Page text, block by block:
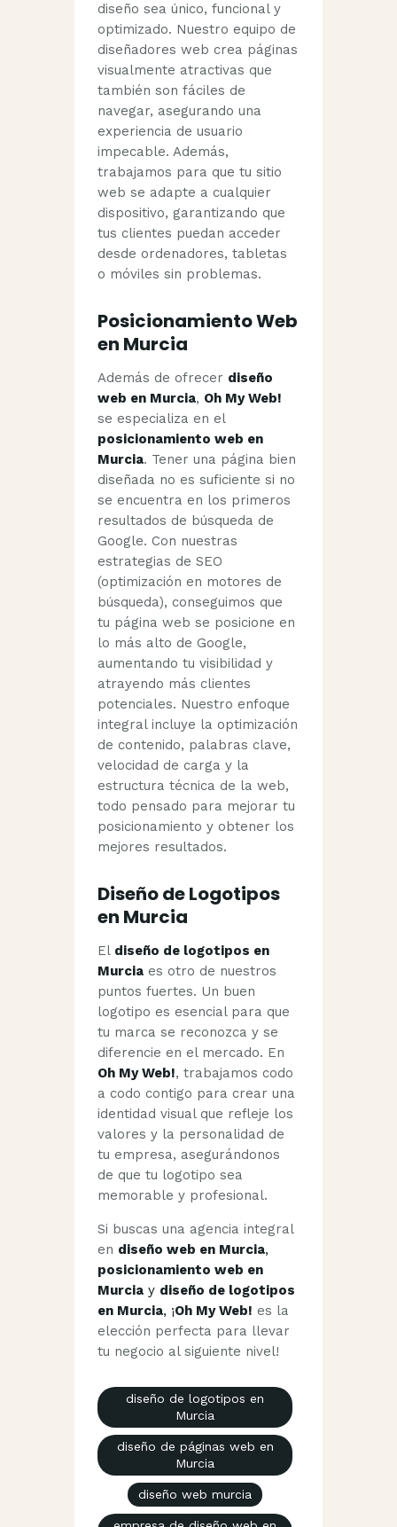
diseño sea único, funcional y
optimizado. Nuestro equipo de
diseñadores web crea páginas
visualmente atractivas que
también son fáciles de
navegar, asegurando una
experiencia de usuario
impecable. Además,
trabajamos para que tu sitio
web se adapte a cualquier
dispositivo, garantizando que
tus clientes puedan acceder
desde ordenadores, tabletas
o móviles sin problemas.
Posicionamiento Web
en Murcia
Además de ofrecer diseño
web en Murcia, Oh My Web!
se especializa en el
posicionamiento web en
Murcia. Tener una página bien
diseñada no es suficiente si no
se encuentra en los primeros
resultados de búsqueda de
Google. Con nuestras
estrategias de SEO
(optimización en motores de
búsqueda), conseguimos que
tu página web se posicione en
lo más alto de Google,
aumentando tu visibilidad y
atrayendo más clientes
potenciales. Nuestro enfoque
integral incluye la optimización
de contenido, palabras clave,
velocidad de carga y la
estructura técnica de la web,
todo pensado para mejorar tu
posicionamiento y obtener los
mejores resultados.
Diseño de Logotipos
en Murcia
El diseño de logotipos en
Murcia es otro de nuestros
puntos fuertes. Un buen
logotipo es esencial para que
tu marca se reconozca y se
diferencie en el mercado. En
Oh My Web!, trabajamos codo
a codo contigo para crear una
identidad visual que refleje los
valores y la personalidad de
tu empresa, asegurándonos
de que tu logotipo sea
memorable y profesional.
Si buscas una agencia integral
en diseño web en Murcia,
posicionamiento web en
Murcia y diseño de logotipos
en Murcia, ¡Oh My Web! es la
elección perfecta para llevar
tu negocio al siguiente nivel!
diseño de logotipos en
Murcia
diseño de páginas web en
Murcia
diseño web murcia